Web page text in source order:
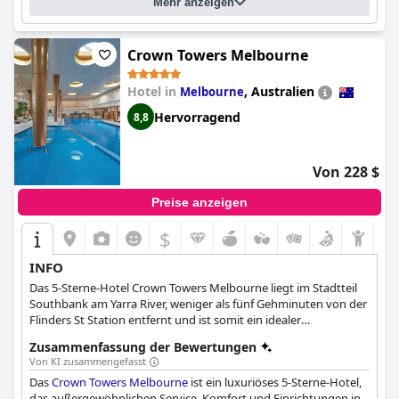
Hotel bietet ein wahrhaft luxuriöses und verwöhnendes Erlebnis
für Flitterwöchner mit einer kostenlosen Flasche Champagner
bei der Ankunft und regelmäßigen Check-Ins während des
gesamten Aufenthalts. Während einige Gäste auf kleinere
Probleme mit der Sauberkeit und kleinere Nachteile wie das
Fehlen einer Minibar hinwiesen, können sie nicht genug
Positives über die Einrichtungen und Dienstleistungen des
Pullman Reef Hotel Casinosagen.
Crown Towers Melbourne
Hotel in Melbourne, Australien
8,8 Hervorragend
Von 228 $
Preise anzeigen
$
INFO
Das 5-Sterne-Hotel Crown Towers Melbourne liegt im Stadtteil
Southbank am Yarra River, weniger als fünf Gehminuten von der
Flinders St Station entfernt und ist somit ein idealer
den Luxus der angebotenen Zimmer und Suiten ebenso
genießen wie die hervorragenden Restaurants, die kultigen Bars
und die international anerkannten Einkaufsmöglichkeiten.
Zusammenfassung der Bewertungen
Von KI zusammengefasst
DasCrown Towers Melbourne ist ein luxuriöses 5-Sterne-Hotel,